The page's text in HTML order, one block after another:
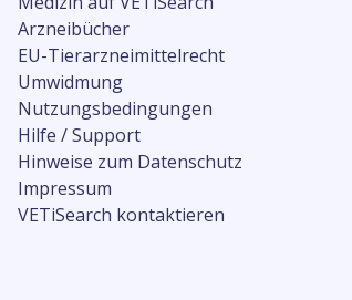
Arzneibücher
EU-Tierarzneimittelrecht
Umwidmung
Nutzungsbedingungen
Hilfe / Support
Hinweise zum Datenschutz
Impressum
VETiSearch kontaktieren